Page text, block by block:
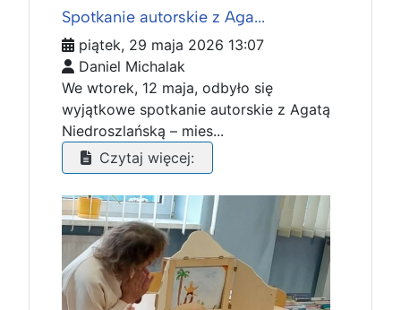
Spotkanie autorskie z Aga...
piątek, 29 maja 2026 13:07
Daniel Michalak
We wtorek, 12 maja, odbyło się
wyjątkowe spotkanie autorskie z Agatą
Niedroszlańską – mies...
Czytaj więcej: